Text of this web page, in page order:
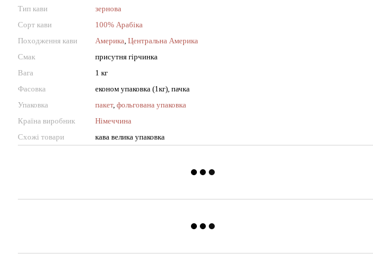
Тип кави
зернова
Сорт кави
100% Арабіка
Походження кави
Америка, Центральна Америка
Смак
присутня гірчинка
Вага
1 кг
Фасовка
економ упаковка (1кг), пачка
Упаковка
пакет, фольгована упаковка
Країна виробник
Німеччина
Схожі товари
кава велика упаковка